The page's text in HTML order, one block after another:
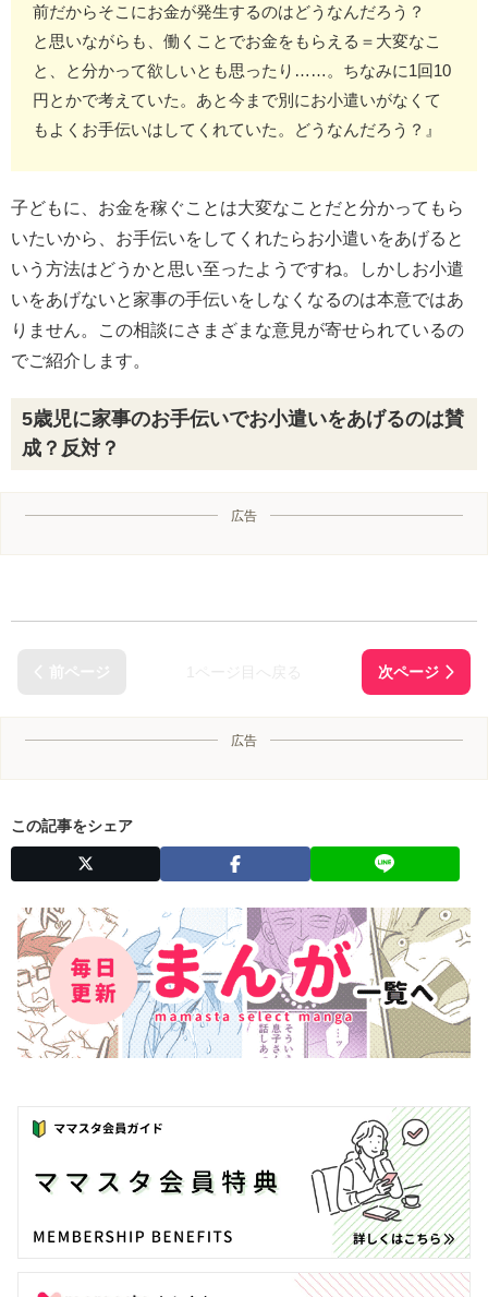
前だからそこにお金が発生するのはどうなんだろう？
と思いながらも、働くことでお金をもらえる＝大変なこ
と、と分かって欲しいとも思ったり……。ちなみに1回10
円とかで考えていた。あと今まで別にお小遣いがなくて
もよくお手伝いはしてくれていた。どうなんだろう？』
子どもに、お金を稼ぐことは大変なことだと分かってもら
いたいから、お手伝いをしてくれたらお小遣いをあげると
いう方法はどうかと思い至ったようですね。しかしお小遣
いをあげないと家事の手伝いをしなくなるのは本意ではあ
りません。この相談にさまざまな意見が寄せられているの
でご紹介します。
5歳児に家事のお手伝いでお小遣いをあげるのは賛
成？反対？
広告
広告
この記事をシェア